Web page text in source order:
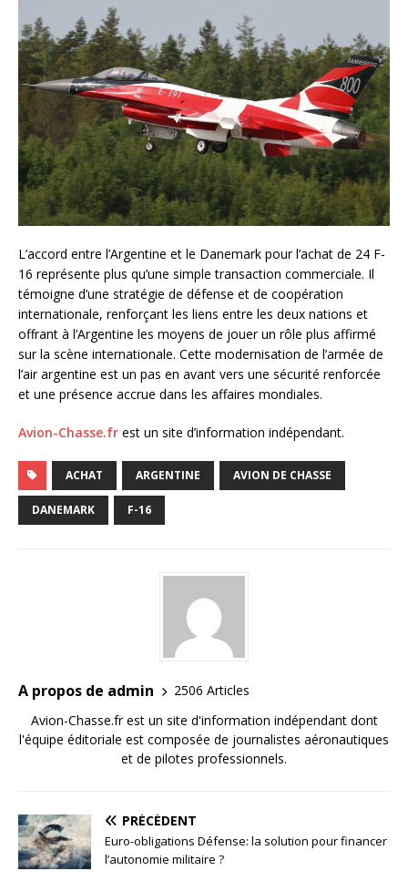
L’accord entre l’Argentine et le Danemark pour l’achat de 24 F-
16 représente plus qu’une simple transaction commerciale. Il
témoigne d’une stratégie de défense et de coopération
internationale, renforçant les liens entre les deux nations et
offrant à l’Argentine les moyens de jouer un rôle plus affirmé
sur la scène internationale. Cette modernisation de l’armée de
l’air argentine est un pas en avant vers une sécurité renforcée
et une présence accrue dans les affaires mondiales.
Avion-Chasse.fr est un site d’information indépendant.
ACHAT ARGENTINE AVION DE CHASSE
DANEMARK F-16
A propos de admin
2506 Articles
Avion-Chasse.fr est un site d'information indépendant dont
l'équipe éditoriale est composée de journalistes aéronautiques
et de pilotes professionnels.
PRÉCÉDENT
Euro-obligations Défense: la solution pour financer
l’autonomie militaire ?